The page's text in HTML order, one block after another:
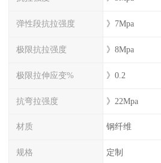
弹性段抗拉强度 》7Mpa
极限抗拉强度 》8Mpa
极限拉伸应变% 》0.2
抗弯拉强度 》22Mpa
材质 钢纤维
规格 定制